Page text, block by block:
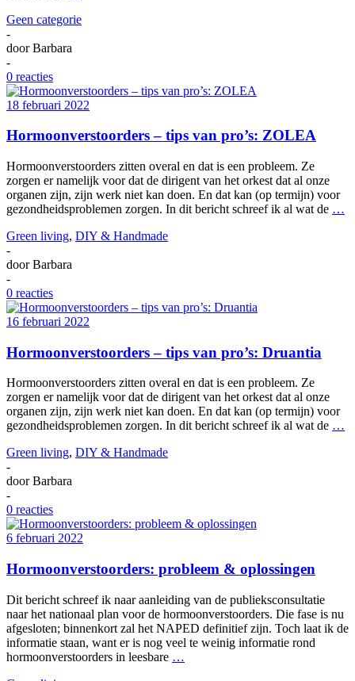
Geen categorie
-
doorBarbara
-
0 reacties
18 februari 2022
Hormoonverstoorders – tips van pro’s: ZOLEA
Hormoonverstoorders zitten overal en dat is een probleem. Ze
zorgen er namelijk voor dat de dirigent van het orkest dat al onze
organen zijn, zijn werk niet kan doen. En dat kan (op termijn) voor
gezondheidsproblemen zorgen. In dit bericht schreef ik al wat de …
Green living, DIY & Handmade
-
doorBarbara
-
0 reacties
16 februari 2022
Hormoonverstoorders – tips van pro’s: Druantia
Hormoonverstoorders zitten overal en dat is een probleem. Ze
zorgen er namelijk voor dat de dirigent van het orkest dat al onze
organen zijn, zijn werk niet kan doen. En dat kan (op termijn) voor
gezondheidsproblemen zorgen. In dit bericht schreef ik al wat de …
Green living, DIY & Handmade
-
doorBarbara
-
0 reacties
6 februari 2022
Hormoonverstoorders: probleem & oplossingen
Dit bericht schreef ik naar aanleiding van de publieksconsultatie
naar het nationaal plan voor de hormoonverstoorders. Die fase is nu
afgesloten; binnenkort zal het NAPED definitief zijn. Toch laat ik de
informatie staan, want er is nog veel te weinig informatie rond
hormoonverstoorders in leesbare …